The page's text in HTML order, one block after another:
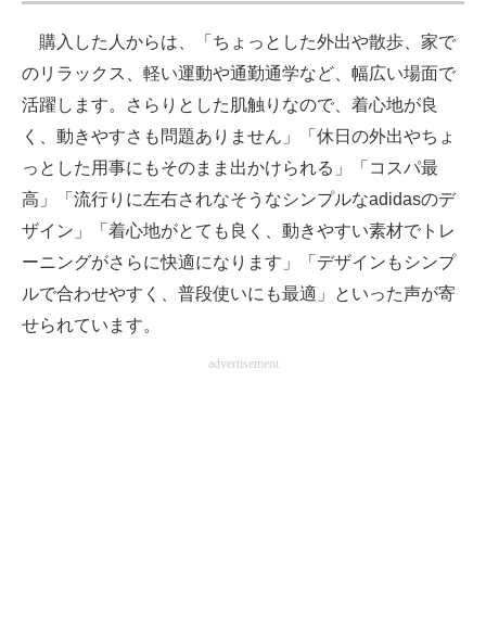
購入した人からは、「ちょっとした外出や散歩、家で
のリラックス、軽い運動や通勤通学など、幅広い場面で
活躍します。さらりとした肌触りなので、着心地が良
く、動きやすさも問題ありません」「休日の外出やちょ
っとした用事にもそのまま出かけられる」「コスパ最
高」「流行りに左右されなそうなシンプルなadidasのデ
ザイン」「着心地がとても良く、動きやすい素材でトレ
ーニングがさらに快適になります」「デザインもシンプ
ルで合わせやすく、普段使いにも最適」といった声が寄
せられています。
advertisement